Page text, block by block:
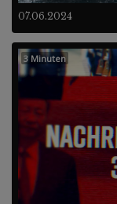
07.06.2024
3 Minuten